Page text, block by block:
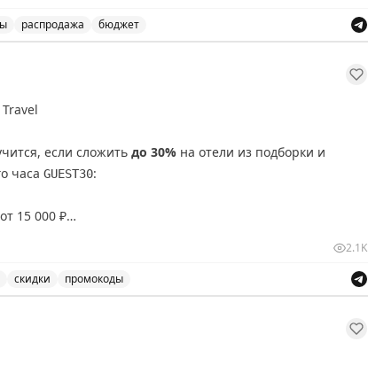
кто откроет для себя эти места впервые
21 июня (до 12.06)
распродажа бюджет
если сложить до 30% на отели из подборки и
часа GUEST30:
15 000 ₽
2.1K
скидки промокоды